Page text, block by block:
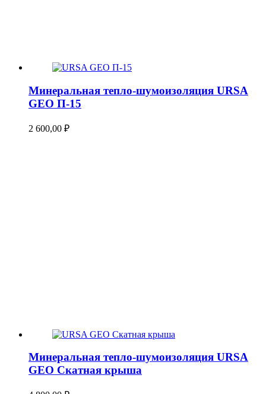
Минеральная тепло-шумоизоляция URSA
GEO П-15
2 600,00 ₽
Минеральная тепло-шумоизоляция URSA
GEO Скатная крыша